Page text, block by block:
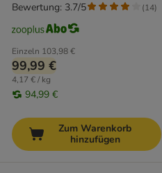
Einzeln 103,98 €
99,99 €
4,17 € / kg
94,99 €
Bewertung: 3.7/5 (14)
Zum Warenkorb
hinzufügen